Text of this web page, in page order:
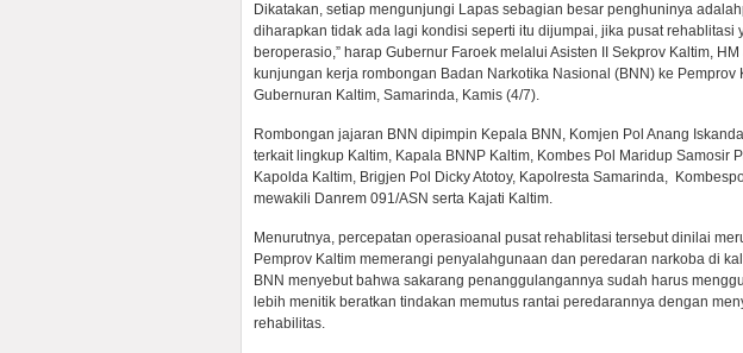
Dikatakan, setiap mengunjungi Lapas sebagian besar penghuninya
diharapkan tidak ada lagi kondisi seperti itu dijumpai, jika pusat rehablitasi
beroperasio,” harap Gubernur Faroek melalui Asisten II Sekprov Kaltim,
kunjungan kerja rombongan Badan Narkotika Nasional (BNN) ke Pemprov
Gubernuran Kaltim, Samarinda, Kamis (4/7).
Rombongan jajaran BNN dipimpin Kepala BNN, Komjen Pol Anang
terkait lingkup Kaltim, Kapala BNNP Kaltim, Kombes Pol Maridup Samosir
Kapolda Kaltim, Brigjen Pol Dicky Atotoy, Kapolresta Samarinda,
mewakili Danrem 091/ASN serta Kajati Kaltim.
Menurutnya, percepatan operasioanal pusat rehablitasi tersebut dinilai
Pemprov Kaltim memerangi penyalahgunaan dan peredaran narkoba di
BNN menyebut bahwa sakarang penanggulangannya sudah harus
lebih menitik beratkan tindakan memutus rantai peredarannya dengan
rehabilitas.